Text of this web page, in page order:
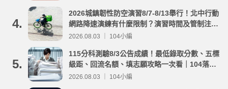
4.
2026城鎮韌性防空演習8/7-8/13舉行！北中行動
網路降速演練有什麼限制？演習時間及管制注意
事項整理
2026.08.03 ｜ 104小編
5.
115分科測驗8/3公告成績！最低錄取分數、五標
級距、回流名額、填志願攻略一次看｜104落點
分析
2026.08.03 ｜ 104小編